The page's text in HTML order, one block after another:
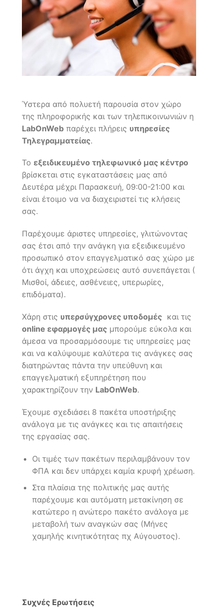
Ύστερα από πολυετή παρουσία στον χώρο
της πληροφορικής και των τηλεπικοινωνιών η
LabOnWeb παρέχει πλήρεις υπηρεσίες
Τηλεγραμματείας.
Το εξειδικευμένο τηλεφωνικό μας κέντρο
βρίσκεται στις εγκαταστάσεις μας από
Δευτέρα μέχρι Παρασκευή, 09:00-21:00 και
είναι έτοιμο να να διαχειριστεί τις κλήσεις
σας.
Παρέχουμε άριστες υπηρεσίες, γλιτώνοντας
σας έτσι από την ανάγκη για εξειδικευμένο
προσωπικό στον επαγγελματικό σας χώρο με
ότι άγχη και υποχρεώσεις αυτό συνεπάγεται (
Μισθοί, άδειες, ασθένειες, υπερωρίες,
επιδόματα).
Χάρη στις υπερσύγχρονες υποδομές και τις
online εφαρμογές μας μπορούμε εύκολα και
άμεσα να προσαρμόσουμε τις υπηρεσίες μας
και να καλύψουμε καλύτερα τις ανάγκες σας
διατηρώντας πάντα την υπεύθυνη και
επαγγελματική εξυπηρέτηση που
χαρακτηρίζουν την LabOnWeb.
Έχουμε σχεδιάσει 8 πακέτα υποστήριξης
ανάλογα με τις ανάγκες και τις απαιτήσεις
της εργασίας σας.
Οι τιμές των πακέτων περιλαμβάνουν τον
ΦΠΑ και δεν υπάρχει καμία κρυφή χρέωση.
Στα πλαίσια της πολιτικής μας αυτής
παρέχουμε και αυτόματη μετακίνηση σε
κατώτερο η ανώτερο πακέτο ανάλογα με
μεταβολή των αναγκών σας (Μήνες
χαμηλής κινητικότητας πχ Αύγουστος).
Συχνές Ερωτήσεις